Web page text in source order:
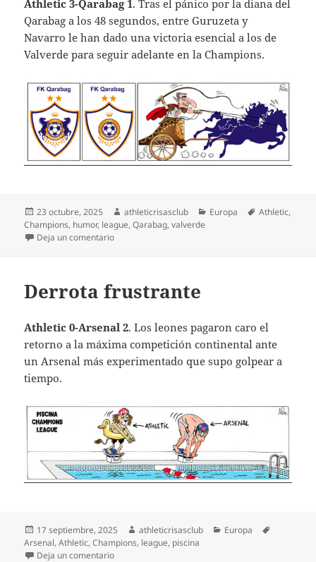
Athletic 3-Qarabag 1. Tras el pánico por la diana del
Qarabag a los 48 segundos, entre Guruzeta y
Navarro le han dado una victoria esencial a los de
Valverde para seguir adelante en la Champions.
Publicado
el
23 octubre, 2025 Autor
athleticrisasclub Categorías
Europa Etiquetas
Athletic,
Champions, humor, league,Qarabag,valverde
Deja un comentarioen Remontada de Champions
Derrota frustrante
Athletic 0-Arsenal 2. Los leones pagaron caro el
retorno a la máxima competición continental ante
un Arsenal más experimentado que supo golpear a
tiempo.
Publicado
el
17 septiembre, 2025 Autor
athleticrisasclub Categorías
Europa
Arsenal,Athletic,Champions, league, piscina
Deja un comentarioen Derrota frustrante